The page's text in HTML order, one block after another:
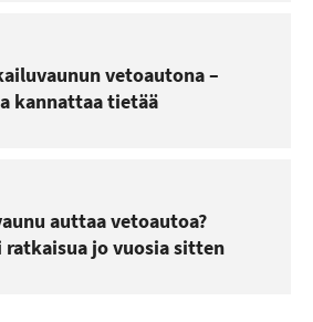
vetoautona –
kannattaa tietää
auttaa vetoautoa?
jo vuosia sitten